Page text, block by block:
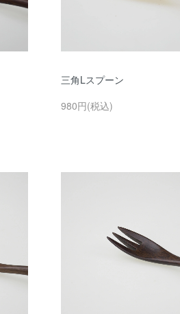
三角Lスプーン
980円(税込)